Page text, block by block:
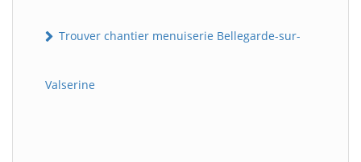
Trouver chantier menuiserie Bellegarde-sur-
Valserine